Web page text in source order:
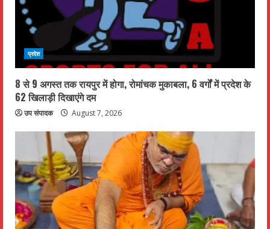
प्रदेश
8 से 9 अगस्त तक रायपुर में होगा, रोमांचक मुकाबला, 6 वर्गों में प्रदेश के
62 खिलाड़ी दिखाएंगे दम
उप संपादक August 7, 2026